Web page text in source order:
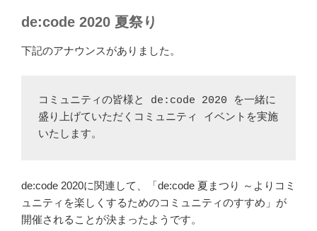
de:code 2020 夏祭り
下記のアナウンスがありました。
コミュニティの皆様と de:code 2020 を一緒に
盛り上げていただくコミュニティ イベントを実施
いたします。
de:code 2020に関連して、「de:code 夏まつり ～よりコミ
ュニティを楽しくするためのコミュニティのすすめ」が
開催されることが決まったようです。